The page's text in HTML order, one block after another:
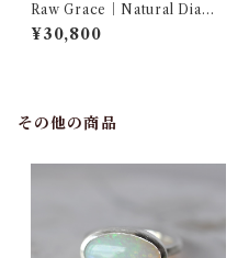
Raw Grace｜Natural Diamo
nd Wide Ring ナチュラル
ダイヤモンド ワイドリング
¥30,800
その他の商品